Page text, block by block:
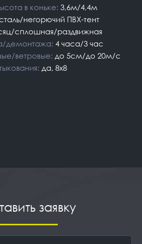
в коньке: 3,6м/4,4м
негорючий ПВХ-тент
сплошная/раздвижная
демонтажа: 4 часа/3 час
ветровые: до 5см/до 20м/с
да, 8х8
заявку